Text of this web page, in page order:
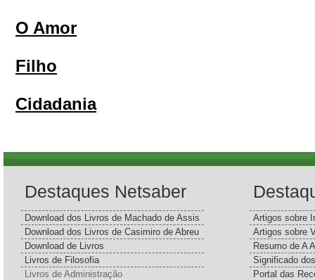
O Amor
Filho
Cidadania
Destaques Netsaber
Download dos Livros de Machado de Assis
Download dos Livros de Casimiro de Abreu
Download de Livros
Livros de Filosofia
Livros de Administração
Artigos sobre
Artigos sobre
Resumo de A
Significado
Portal das